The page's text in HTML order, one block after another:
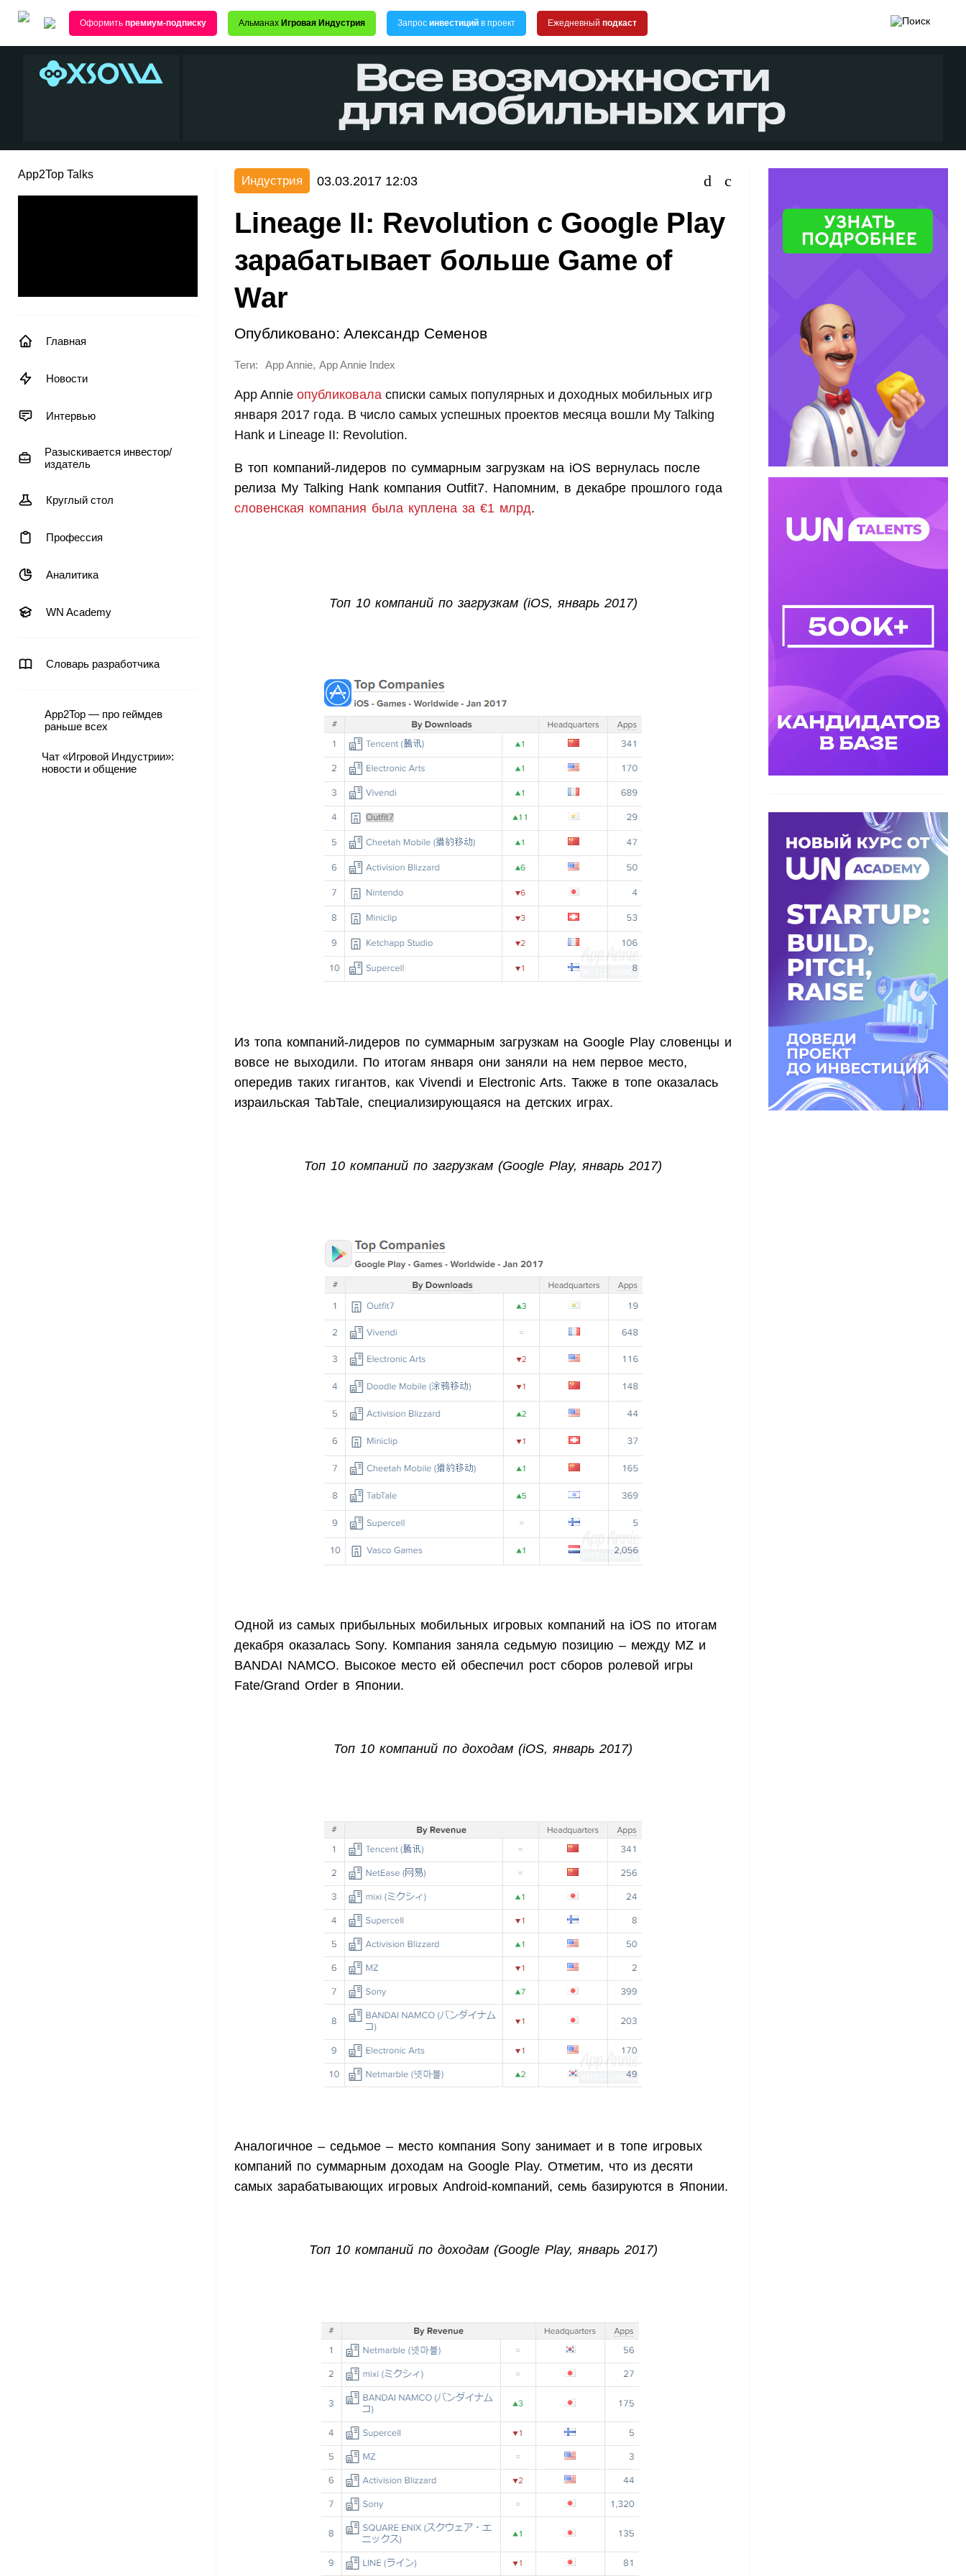
Оформить премиум-подписку Альманах Игровая Индустрия Запрос инвестиций в проект Ежедневный подкаст
App2Top Talks
Главная
Новости
Интервью
Разыскивается инвестор/
издатель
Круглый стол
Профессия
Аналитика
WN Academy
Словарь разработчика
App2Top — про геймдев
раньше всех
Чат «Игровой Индустрии»:
новости и общение
Индустрия 03.03.2017 12:03
Lineage II: Revolution c Google Play
зарабатывает больше Game of
War
Опубликовано: Александр Семенов
Теги: App Annie, App Annie Index
App Annie опубликовала списки самых популярных и доходных мобильных игр
января 2017 года. В число самых успешных проектов месяца вошли My Talking
Hank и Lineage II: Revolution.
В топ компаний-лидеров по суммарным загрузкам на iOS вернулась после
релиза My Talking Hank компания Outfit7. Напомним, в декабре прошлого года
словенская компания была куплена за €1 млрд.
Топ 10 компаний по загрузкам (iOS, январь 2017)
Из топа компаний-лидеров по суммарным загрузкам на Google Play словенцы и
вовсе не выходили. По итогам января они заняли на нем первое место,
опередив таких гигантов, как Vivendi и Electronic Arts. Также в топе оказалась
израильская TabTale, специализирующаяся на детских играх.
Топ 10 компаний по загрузкам (Google Play, январь 2017)
Одной из самых прибыльных мобильных игровых компаний на iOS по итогам
декабря оказалась Sony. Компания заняла седьмую позицию – между MZ и
BANDAI NAMCO. Высокое место ей обеспечил рост сборов ролевой игры
Fate/Grand Order в Японии.
Топ 10 компаний по доходам (iOS, январь 2017)
Аналогичное – седьмое – место компания Sony занимает и в топе игровых
компаний по суммарным доходам на Google Play. Отметим, что из десяти
самых зарабатывающих игровых Android-компаний, семь базируются в Японии.
Топ 10 компаний по доходам (Google Play, январь 2017)